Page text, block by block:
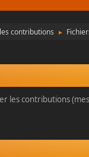
contributions ►
les contributions